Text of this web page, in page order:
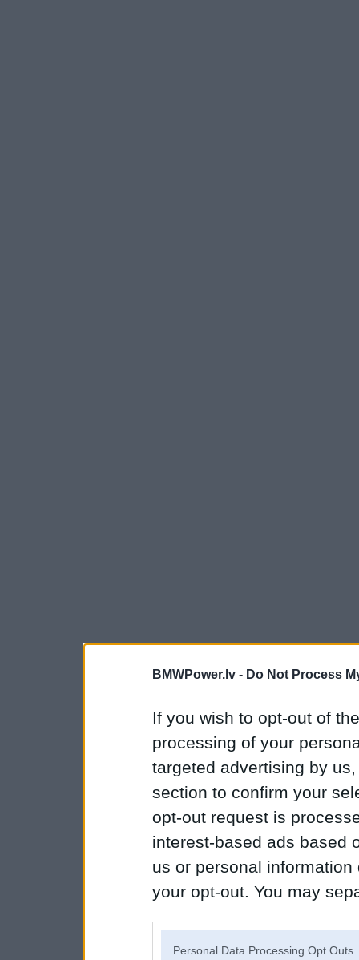
BMWPower.lv - Do Not Process
If you wish to opt-out of
processing of your
targeted advertising by
section to confirm your
opt-out request is
interest-based ads based
us or personal
your opt-out. You may
Personal Data Processing Opt Outs